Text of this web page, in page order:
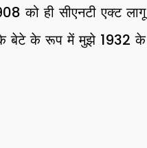
को ही सीएनटी एक्ट लागू
बेटे के रूप में मुझे 1932 के